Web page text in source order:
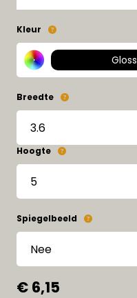
Kleur
Breedte
Hoogte
Spiegelbeeld
€ 6,15